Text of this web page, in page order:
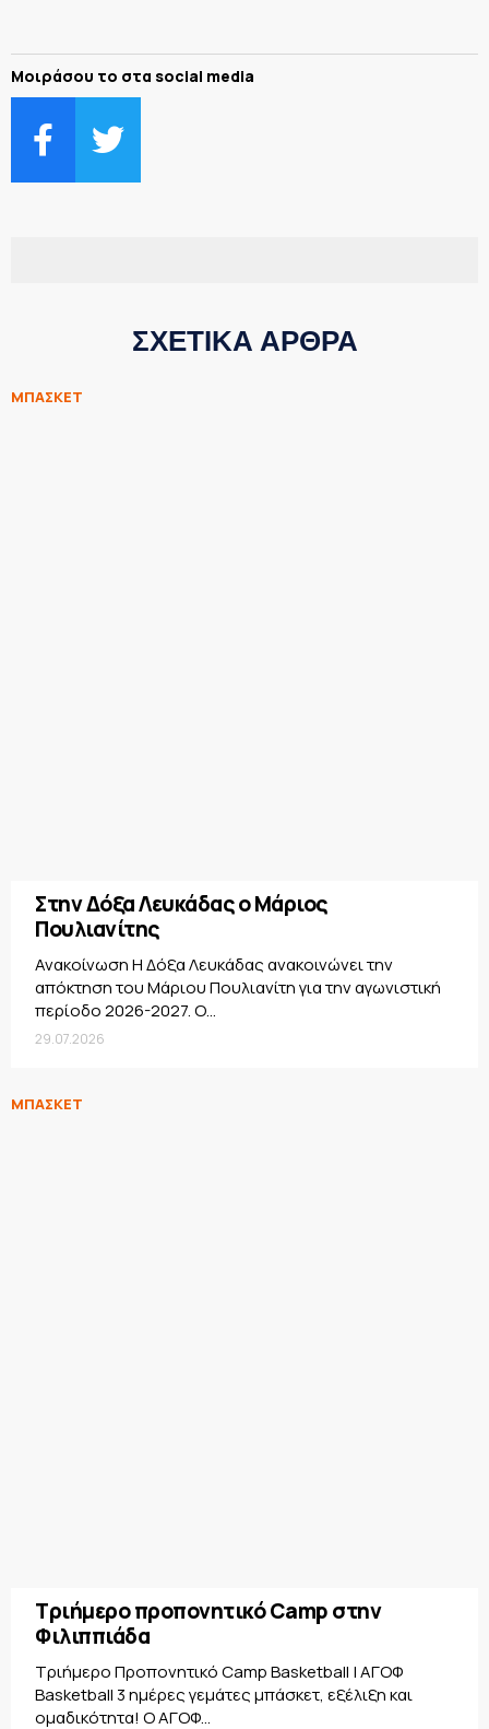
Μοιράσου το στα social media
ΣΧΕΤΙΚΑ ΑΡΘΡΑ
ΜΠΑΣΚΕΤ
Στην Δόξα Λευκάδας ο Μάριος
Πουλιανίτης
Ανακοίνωση Η Δόξα Λευκάδας ανακοινώνει την
απόκτηση του Μάριου Πουλιανίτη για την αγωνιστική
περίοδο 2026-2027. Ο...
29.07.2026
ΜΠΑΣΚΕΤ
Τριήμερο προπονητικό Camp στην
Φιλιππιάδα
Τριήμερο Προπονητικό Camp Basketball | ΑΓΟΦ
Basketball 3 ημέρες γεμάτες μπάσκετ, εξέλιξη και
ομαδικότητα! Ο ΑΓΟΦ...